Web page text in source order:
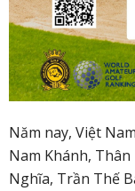
Năm nay, Việt
Nam Khánh,
Nghĩa, Trần Thế